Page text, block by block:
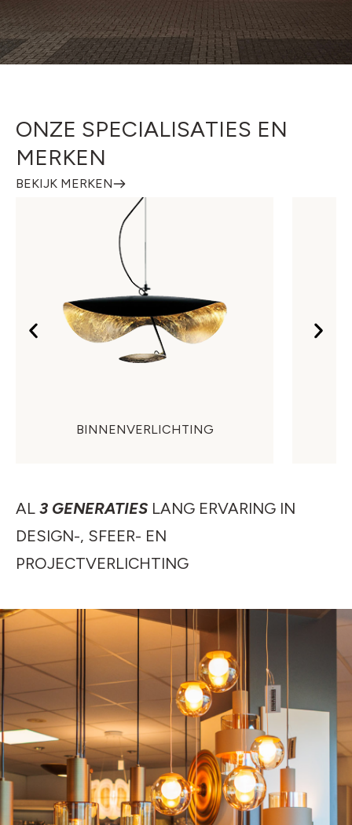
ONZE SPECIALISATIES EN
MERKEN
BEKIJK MERKEN
BINNENVERLICHTING
AL 3 GENERATIES LANG ERVARING IN
DESIGN-, SFEER- EN
PROJECTVERLICHTING